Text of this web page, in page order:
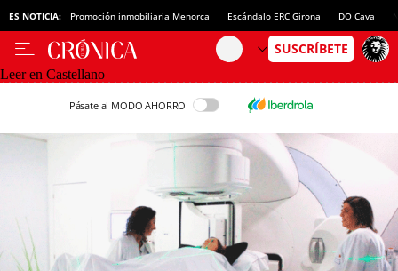
ES NOTICIA: Promoción inmobiliaria Menorca Escándalo ERC Girona DO Cava
Leer en Castellano
Pásate al MODO AHORRO